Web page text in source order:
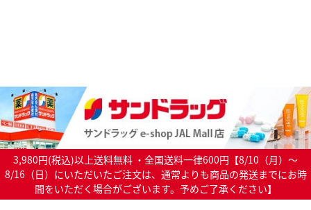
3,980円(税込)以上送料無料 ・全国送料一律600円【8/10（月）～
8/16（日）にいただいたご注文は、通常よりも商品の発送までにお時
間をいただく場合がございます。予めご了承ください】